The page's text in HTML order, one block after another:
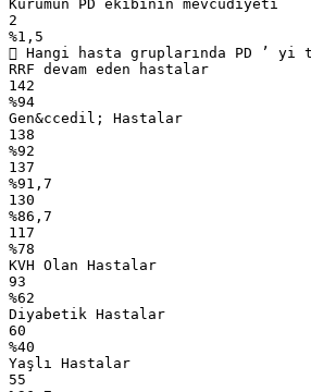
Kurumun PD ekibinin mevcudiyeti
2
%1,5
 Hangi hasta gruplarında PD ’
RRF devam eden hastalar
142
%94
Gen&ccedil; Hastalar
138
%92
137
%91,7
130
%86,7
117
%78
KVH Olan Hastalar
93
%62
Diyabetik Hastalar
60
%40
Yaşlı Hastalar
55